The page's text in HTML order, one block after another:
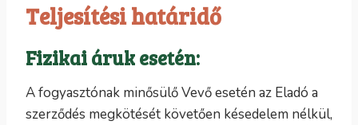
Teljesítési határidő
Fizikai áruk esetén:
A fogyasztónak minősülő Vevő esetén az Eladó a
szerződés megkötését követően késedelem nélkül,